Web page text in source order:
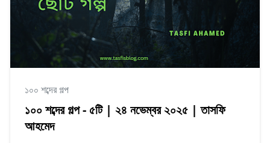
১০০ শব্দের গল্প
১০০ শব্দের গল্প - ৫টি | ২৪ নভেম্বর ২০২৫ | তাসফি
আহমেদ